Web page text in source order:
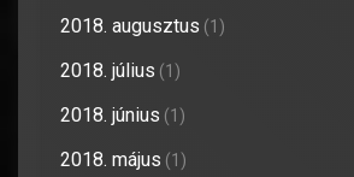
2018. augusztus (1)
2018. július (1)
2018. június (1)
2018. május (1)